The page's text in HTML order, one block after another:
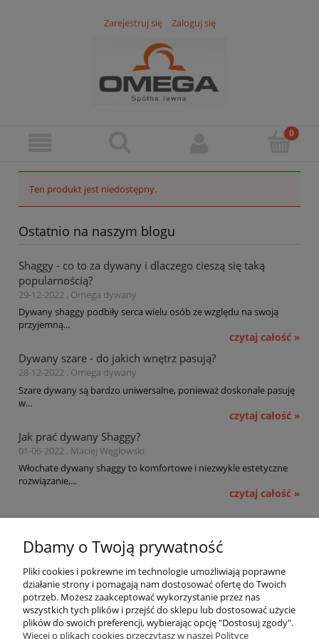
Zarejestruj się Zaloguj się
Ten produkt jest niedostępny.
Ostatnio na naszym blogu
Shaggy - co to za dywany i dlaczego cieszą się taką
popularnością?
29-12-2022 , Omega dywany
Dywany shaggy podbiły serca wielu osób ze względu na swoją
przyjemną...
czytaj całość »
Dywany szare - do jakich wnętrz pasują?
28-12-2022 , Omega dywany
Szare dywany są bardzo uniwersalne, ponieważ doskonale pasuję
w...
czytaj całość »
Jak prać dywany Shaggy?
01-06-2022 , Maciej Węgłowski
Włochate dywany shaggy to komfortowe i niezwykle estetyczne
rozwiązanie,...
czytaj całość »
Płatności i dostawa
Informacje
Dbamy o Twoją prywatność
Pliki cookies i pokrewne im technologie umożliwiają poprawne
działanie strony i pomagają nam dostosować ofertę do Twoich
potrzeb. Możesz zaakceptować wykorzystanie przez nas
wszystkich tych plików i przejść do sklepu lub dostosować użycie
plików do swoich preferencji, wybierając opcję "Dostosuj zgody".
Więcej o plikach cookies przeczytasz w naszej Polityce